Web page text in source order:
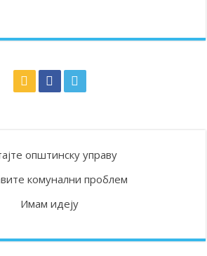
општинску управу
комунални проблем
Имам идеју